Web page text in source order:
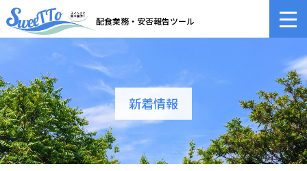
配食業務・安否報告ツール
新着情報